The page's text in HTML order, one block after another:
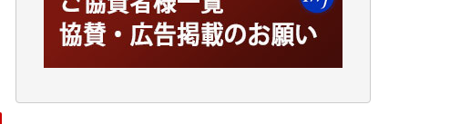
かねてよりIWJが発してきた膨大な取材記事
や解説記事、そして各界の方々とのインタビ